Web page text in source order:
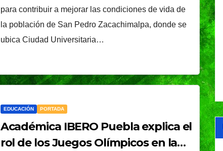
para contribuir a mejorar las condiciones de vida de
la población de San Pedro Zacachimalpa, donde se
ubica Ciudad Universitaria…
EDUCACIÓN PORTADA
Académica IBERO Puebla explica el
rol de los Juegos Olímpicos en la